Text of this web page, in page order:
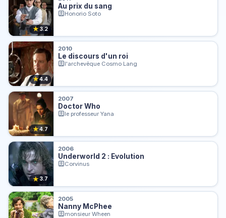
★ 3.2
Au prix du sang
Honorio Soto
★4.4
2010
Le discours d'un roi
l'archevêque Cosmo Lang
★4.7
2007
Doctor Who
le professeur Yana
★3.7
2006
Underworld 2 : Evolution
Corvinus
2005
Nanny McPhee
monsieur Wheen